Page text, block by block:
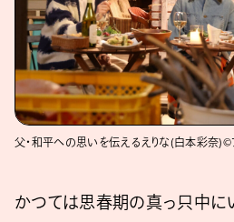
父・和平への思いを伝えるえりな(白本彩奈)©
かつては思春期の真っ只中にい